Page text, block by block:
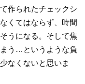
作られたチェックシ
くてはならず、時間
うになる。そして焦
う…というような負
なくないと思いま